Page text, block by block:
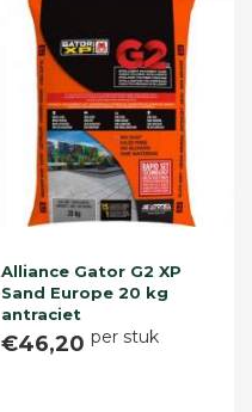
Alliance Gator G2 XP
Sand Europe 20 kg
antraciet
€46,20 per stuk